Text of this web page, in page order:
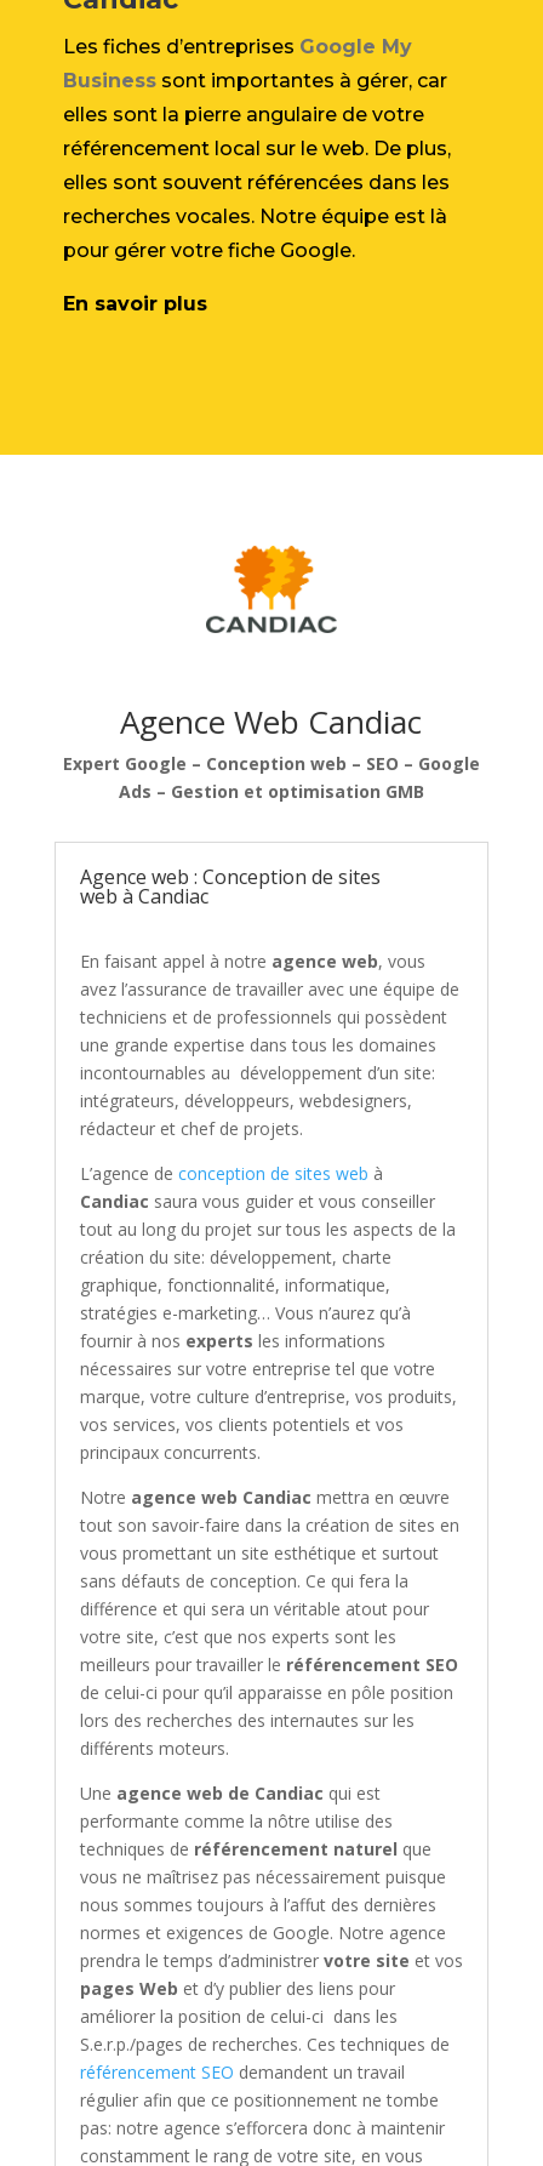
Les fiches d’entreprises Google My
Business sont importantes à gérer, car
elles sont la pierre angulaire de votre
référencement local sur le web. De plus,
elles sont souvent référencées dans les
recherches vocales. Notre équipe est là
pour gérer votre fiche Google.
En savoir plus
Agence Web Candiac
Expert Google – Conception web – SEO – Google
Ads – Gestion et optimisation GMB
Agence web : Conception de sites
web à Candiac
En faisant appel à notre agence web, vous
avez l’assurance de travailler avec une équipe de
techniciens et de professionnels qui possèdent
une grande expertise dans tous les domaines
incontournables au développement d’un site:
intégrateurs, développeurs, webdesigners,
rédacteur et chef de projets.
L’agence de conception de sites web à
Candiac saura vous guider et vous conseiller
tout au long du projet sur tous les aspects de la
création du site: développement, charte
graphique, fonctionnalité, informatique,
stratégies e-marketing… Vous n’aurez qu’à
fournir à nos experts les informations
nécessaires sur votre entreprise tel que votre
marque, votre culture d’entreprise, vos produits,
vos services, vos clients potentiels et vos
principaux concurrents.
Notre agence web Candiac mettra en œuvre
tout son savoir-faire dans la création de sites en
vous promettant un site esthétique et surtout
sans défauts de conception. Ce qui fera la
différence et qui sera un véritable atout pour
votre site, c’est que nos experts sont les
meilleurs pour travailler le référencement SEO
de celui-ci pour qu’il apparaisse en pôle position
lors des recherches des internautes sur les
différents moteurs.
Une agence web de Candiac qui est
performante comme la nôtre utilise des
techniques de référencement naturel que
vous ne maîtrisez pas nécessairement puisque
nous sommes toujours à l’affut des dernières
normes et exigences de Google. Notre agence
prendra le temps d’administrer votre site et vos
pages Web et d’y publier des liens pour
améliorer la position de celui-ci dans les
S.e.r.p./pages de recherches. Ces techniques de
référencement SEO demandent un travail
régulier afin que ce positionnement ne tombe
pas: notre agence s’efforcera donc à maintenir
constamment le rang de votre site, en vous